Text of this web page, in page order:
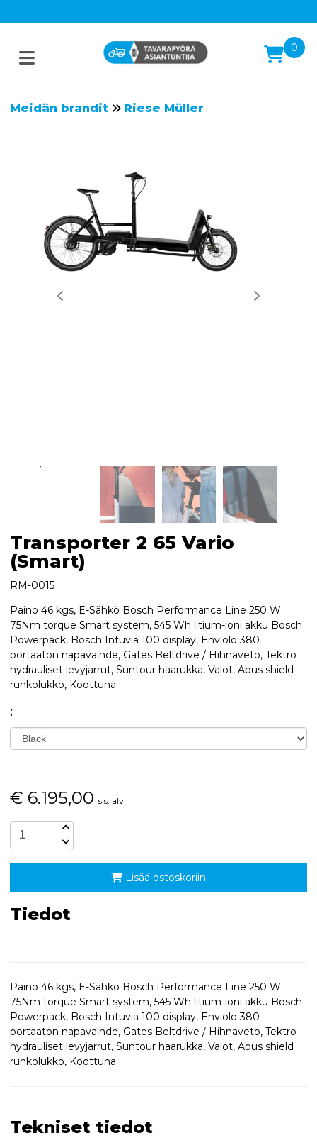
0
Meidän brandit Riese Müller
Transporter 2 65 Vario
(Smart)
RM-0015
Paino 46 kgs, E-Sähkö Bosch Performance Line 250 W
75Nm torque Smart system, 545 Wh litium-ioni akku Bosch
Powerpack, Bosch Intuvia 100 display, Enviolo 380
portaaton napavaihde, Gates Beltdrive / Hihnaveto, Tektro
hydrauliset levyjarrut, Suntour haarukka, Valot, Abus shield
runkolukko, Koottuna.
:
€ 6.195,00 sis. alv
Lisää ostoskoriin
Tiedot
Paino 46 kgs, E-Sähkö Bosch Performance Line 250 W
75Nm torque Smart system, 545 Wh litium-ioni akku Bosch
Powerpack, Bosch Intuvia 100 display, Enviolo 380
portaaton napavaihde, Gates Beltdrive / Hihnaveto, Tektro
hydrauliset levyjarrut, Suntour haarukka, Valot, Abus shield
runkolukko, Koottuna.
Tekniset tiedot